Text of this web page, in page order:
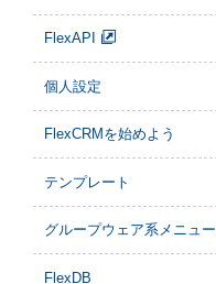
FlexAPI
個人設定
FlexCRMを始めよう
テンプレート
グループウェア系メニュー
FlexDB